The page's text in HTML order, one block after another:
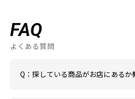
FAQ
よくある質問
Q：探している商品がお店にあるか